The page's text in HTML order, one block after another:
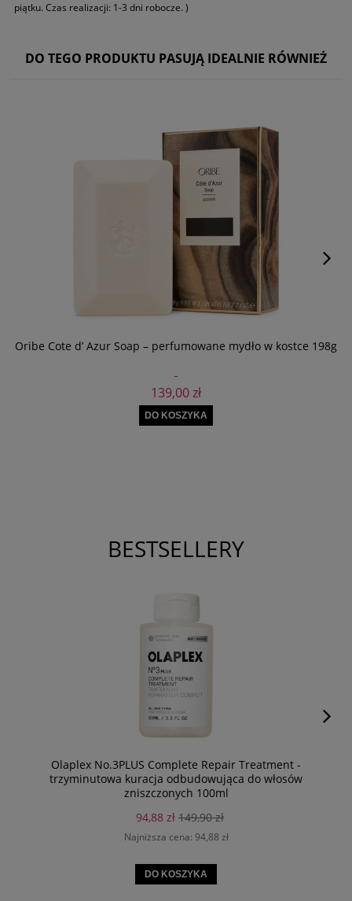
piątku. Czas realizacji: 1-3 dni robocze. )
DO TEGO PRODUKTU PASUJĄ IDEALNIE RÓWNIEŻ
Oribe Cote d’ Azur Soap – perfumowane mydło w kostce 198g
139,00 zł
DO KOSZYKA
BESTSELLERY
Olaplex No.3PLUS Complete Repair Treatment -
trzyminutowa kuracja odbudowująca do włosów
zniszczonych 100ml
94,88 zł 149,90 zł
Najniższa cena: 94,88 zł
DO KOSZYKA